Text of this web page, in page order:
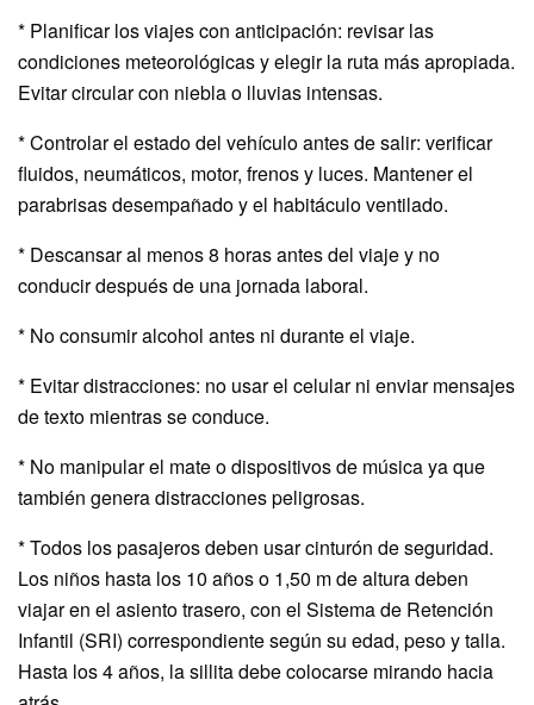
* Planificar los viajes con anticipación: revisar las
condiciones meteorológicas y elegir la ruta más apropiada.
Evitar circular con niebla o lluvias intensas.
* Controlar el estado del vehículo antes de salir: verificar
fluidos, neumáticos, motor, frenos y luces. Mantener el
parabrisas desempañado y el habitáculo ventilado.
* Descansar al menos 8 horas antes del viaje y no
conducir después de una jornada laboral.
* ⁠No consumir alcohol antes ni durante el viaje.
* ⁠Evitar distracciones: no usar el celular ni enviar mensajes
de texto mientras se conduce.
* No manipular el mate o dispositivos de música ya que
también genera distracciones peligrosas.
* ⁠Todos los pasajeros deben usar cinturón de seguridad.
Los niños hasta los 10 años o 1,50 m de altura deben
viajar en el asiento trasero, con el Sistema de Retención
Infantil (SRI) correspondiente según su edad, peso y talla.
Hasta los 4 años, la sillita debe colocarse mirando hacia